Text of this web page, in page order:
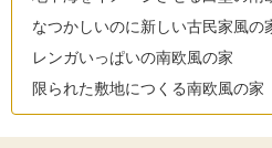
なつかしいのに新しい古民家風の
レンガいっぱいの南欧風の家
限られた敷地につくる南欧風の家